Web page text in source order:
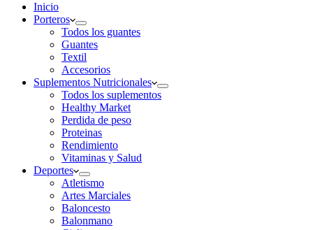
Inicio
Porteros
Todos los guantes
Guantes
Textil
Accesorios
Suplementos Nutricionales
Todos los suplementos
Healthy Market
Perdida de peso
Proteinas
Rendimiento
Vitaminas y Salud
Deportes
Atletismo
Artes Marciales
Baloncesto
Balonmano